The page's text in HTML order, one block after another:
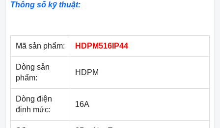
Thông số kỹ thuật:
Mã sản phẩm: HDPM516IP44
Dòng sản
phẩm:
HDPM
Dòng điện
định mức:
16A